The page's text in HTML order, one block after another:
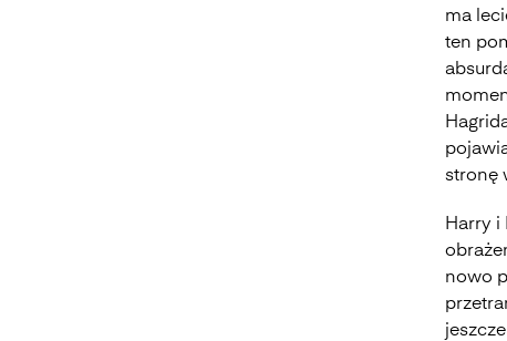
ma
ten
stronę
Harry i
nowo